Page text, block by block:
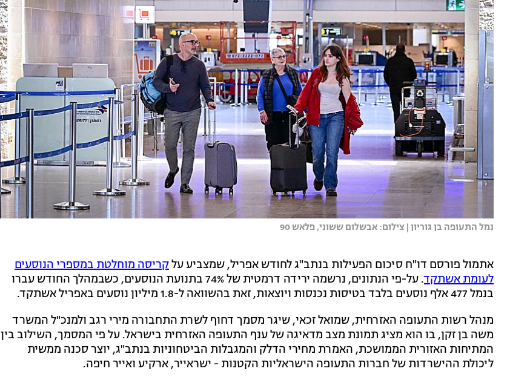
נמל התעופה בן גוריון | צילום: אבשלום ששוני, פלאש 90
אתמול פורסם דו"ח סיכום הפעילות בנתב"ג לחודש אפריל, שמצביע עלקריסה מוחלטת במספרי הנוסעים
לעומת אשתקד
. על-פי הנתונים, נרשמה ירידה דרמטית של 74% בתנועת הנוסעים, כשבמהלך החודש עברו
בנמל 477 אלף נוסעים בלבד בטיסות נכנסות ויוצאות, זאת בהשוואה ל-1.8 מיליון נוסעים באפריל אשתקד.
מנהל רשות התעופה האזרחית, שמואל זכאי, שיגר מסמך דחוף לשרת התחבורה מירי רגב ולמנכ"ל המשרד
משה בן זקן, בו הוא מציג תמונת מצב מדאיגה של ענף התעופה האזרחית בישראל. על פי המסמך, השילוב בין
המתיחות האזורית הממושכת, האמרת מחירי הדלק והמגבלות הביטחוניות בנתב"ג, יוצר סכנה ממשית
ליכולת ההישרדות של חברות התעופה הישראליות הקטנות - ישראייר, ארקיע ואייר חיפה.